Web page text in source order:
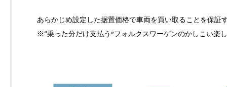
あらかじめ設定した据置価格で車両を買い取ることを保
※“乗った分だけ支払う”フォルクスワーゲンのかしこい楽